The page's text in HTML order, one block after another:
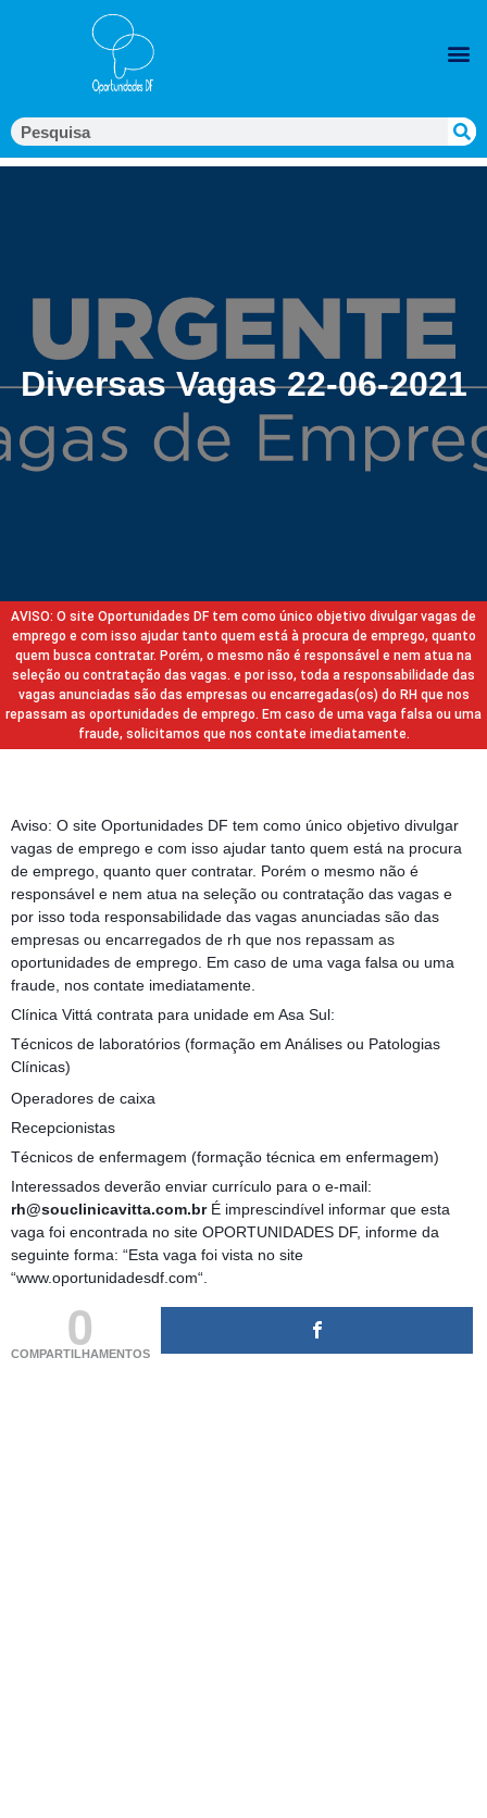
Diversas Vagas 22-06-2021
AVISO: O site Oportunidades DF tem como único objetivo divulgar vagas de
emprego e com isso ajudar tanto quem está à procura de emprego, quanto
quem busca contratar. Porém, o mesmo não é responsável e nem atua na
seleção ou contratação das vagas. e por isso, toda a responsabilidade das
vagas anunciadas são das empresas ou encarregadas(os) do RH que nos
repassam as oportunidades de emprego. Em caso de uma vaga falsa ou uma
fraude, solicitamos que nos contate imediatamente.
Aviso: O site Oportunidades DF tem como único objetivo divulgar
vagas de emprego e com isso ajudar tanto quem está na procura
de emprego, quanto quer contratar. Porém o mesmo não é
responsável e nem atua na seleção ou contratação das vagas e
por isso toda responsabilidade das vagas anunciadas são das
empresas ou encarregados de rh que nos repassam as
oportunidades de emprego. Em caso de uma vaga falsa ou uma
fraude, nos contate imediatamente.
Clínica Vittá contrata para unidade em Asa Sul:
Técnicos de laboratórios (formação em Análises ou Patologias
Clínicas)
Operadores de caixa
Recepcionistas
Técnicos de enfermagem (formação técnica em enfermagem)
Interessados deverão enviar currículo para o e-mail:
rh@souclinicavitta.com.brÉ imprescindível informar que esta
vaga foi encontrada no site OPORTUNIDADES DF, informe da
seguinte forma: “Esta vaga foi vista no site
“www.oportunidadesdf.com“.
0
COMPARTILHAMENTOS